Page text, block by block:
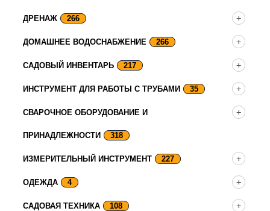
ДРЕНАЖ 266
ДОМАШНЕЕ ВОДОСНАБЖЕНИЕ 266
САДОВЫЙ ИНВЕНТАРЬ 217
ИНСТРУМЕНТ ДЛЯ РАБОТЫ С ТРУБАМИ 35
СВАРОЧНОЕ ОБОРУДОВАНИЕ И
ПРИНАДЛЕЖНОСТИ 318
ИЗМЕРИТЕЛЬНЫЙ ИНСТРУМЕНТ 227
ОДЕЖДА 4
САДОВАЯ ТЕХНИКА 108